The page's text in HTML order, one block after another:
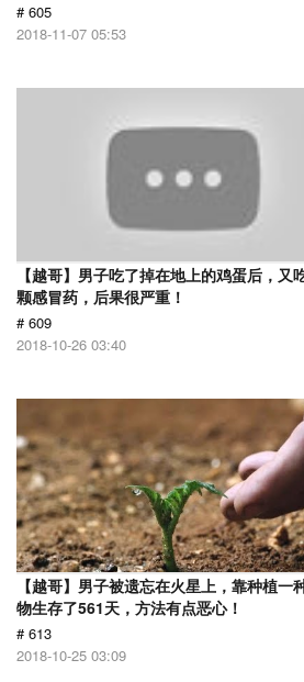
# 605
2018-11-07 05:53
【越哥】男子吃了掉在地上的鸡蛋后，又
颗感冒药，后果很严重！
# 609
2018-10-26 03:40
【越哥】男子被遗忘在火星上，靠种植一
物生存了561天，方法有点恶心！
# 613
2018-10-25 03:09